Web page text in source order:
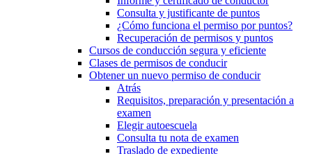
Consulta y justificante de puntos
¿Cómo funciona el permiso por puntos?
Recuperación de permisos y puntos
Cursos de conducción segura y eficiente
Clases de permisos de conducir
Obtener un nuevo permiso de conducir
Atrás
Requisitos, preparación y presentación a
examen
Elegir autoescuela
Consulta tu nota de examen
Traslado de expediente